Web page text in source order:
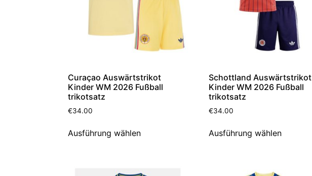
Curaçao Auswärtstrikot
Kinder WM 2026 Fußball
trikotsatz
€34.00
Ausführung wählen
Schottland Auswärtstrikot
Kinder WM 2026 Fußball
trikotsatz
€34.00
Ausführung wählen